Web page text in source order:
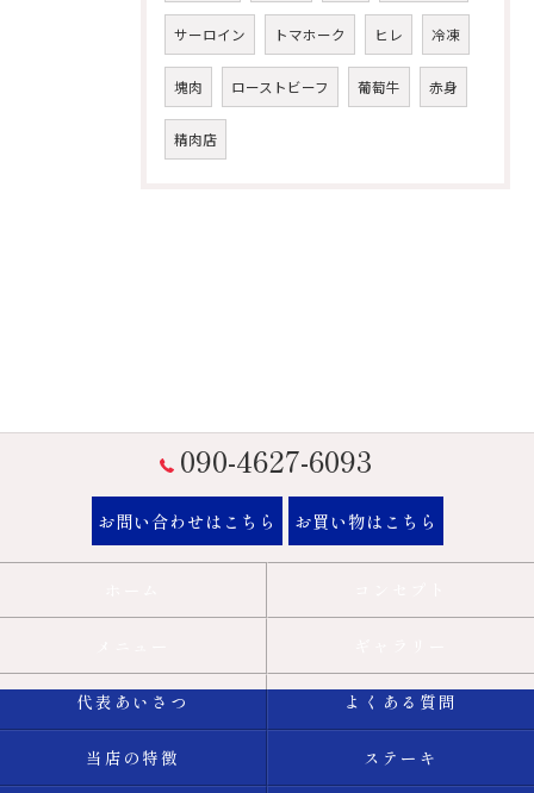
サーロイン トマホーク ヒレ 冷凍
塊肉 ローストビーフ 葡萄牛 赤身
精肉店
090-4627-6093
お問い合わせはこちら お買い物はこちら
代表あいさつ よくある質問
当店の特徴 ステーキ